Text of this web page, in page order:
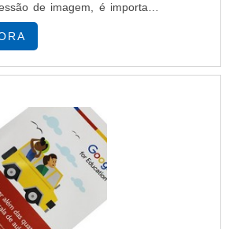
de imagem, é importante
impressora Epson laser
cada empresa possui uma
de impressão, vale
a impressão, já que o